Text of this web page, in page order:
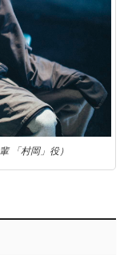
「村岡」役）